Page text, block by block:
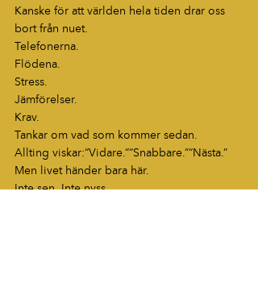
Kanske för att världen hela tiden drar oss
bort från nuet.
Telefonerna.
Flödena.
Stress.
Jämförelser.
Krav.
Tankar om vad som kommer sedan.
Allting viskar:“Vidare.”“Snabbare.”“Nästa.”
Men livet händer bara här.
Inte sen. Inte nyss.